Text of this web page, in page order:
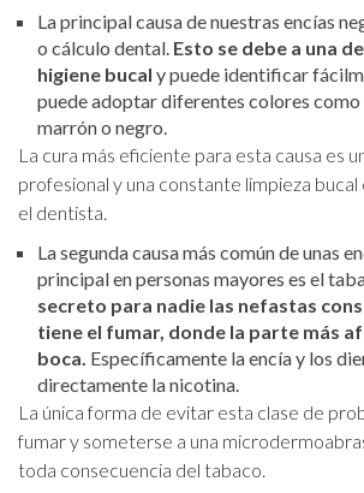
La principal causa de nuestras encías
o cálculo dental. Esto se debe a una
higiene bucal y puede identificar
puede adoptar diferentes colores como
marrón o negro.
La cura más eficiente para esta causa es
profesional y una constante limpieza
el dentista.
La segunda causa más común de unas
principal en personas mayores es el
secreto para nadie las nefastas
tiene el fumar, donde la parte más
boca. Específicamente la encía y los
directamente la nicotina.
La única forma de evitar esta clase de
fumar y someterse a una
toda consecuencia del tabaco.